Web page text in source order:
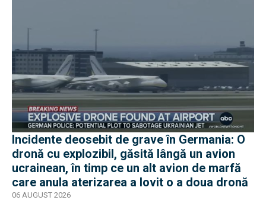
Incidente deosebit de grave în Germania: O
dronă cu explozibil, găsită lângă un avion
ucrainean, în timp ce un alt avion de marfă
care anula aterizarea a lovit o a doua dronă
06 AUGUST 2026